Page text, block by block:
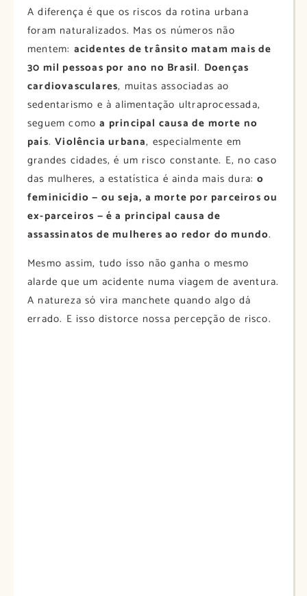
A diferença é que os riscos da rotina urbana
foram naturalizados. Mas os números não
mentem: acidentes de trânsito matam mais de
30 mil pessoas por ano no Brasil. Doenças
cardiovasculares, muitas associadas ao
sedentarismo e à alimentação ultraprocessada,
seguem comoa principal causa de morte no
país.Violência urbana, especialmente em
grandes cidades, é um risco constante. E, no caso
das mulheres, a estatística é ainda mais dura:o
feminicídio — ou seja, a morte por parceiros ou
ex-parceiros — é a principal causa de
assassinatos de mulheres ao redor do mundo.
Mesmo assim, tudo isso não ganha o mesmo
alarde que um acidente numa viagem de aventura.
A natureza só vira manchete quando algo dá
errado. E isso distorce nossa percepção de risco.